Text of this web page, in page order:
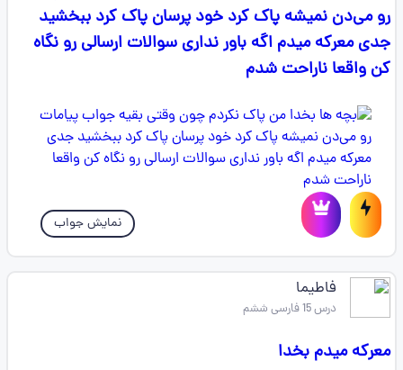
رو می‌دن نمیشه پاک کرد خود پرسان پاک کرد ببخشید
جدی معرکه میدم اگه باور نداری سوالات ارسالی رو نگاه
کن واقعا ناراحت شدم
نمایش جواب
فاطیما
درس 15 فارسی ششم
معرکه میدم بخدا